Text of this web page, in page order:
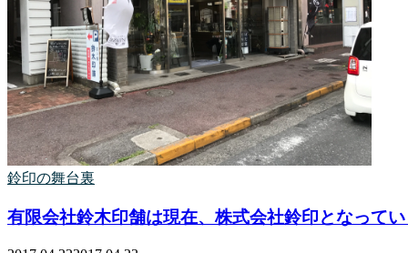
鈴印の舞台裏
有限会社鈴木印舗は現在、株式会社鈴印となって